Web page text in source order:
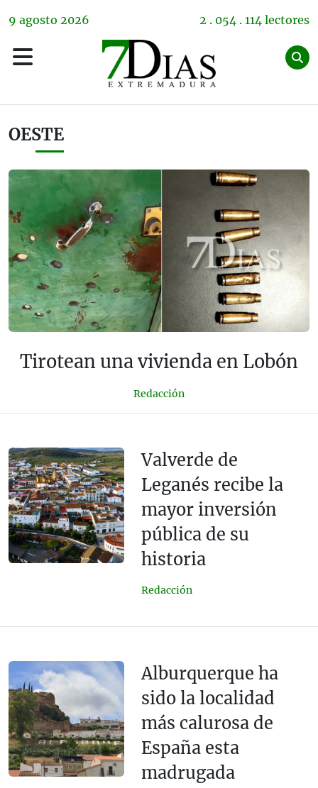
9 agosto 2026 2 . 054 . 114 lectores
OESTE
Tirotean una vivienda en Lobón
Redacción
Valverde de
Leganés recibe la
mayor inversión
pública de su
historia
Redacción
Alburquerque ha
sido la localidad
más calurosa de
España esta
madrugada